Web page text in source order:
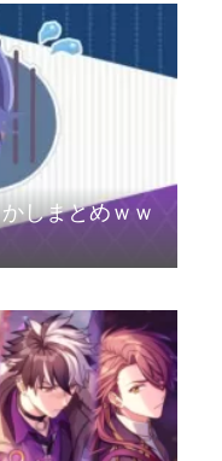
しまとめｗｗ